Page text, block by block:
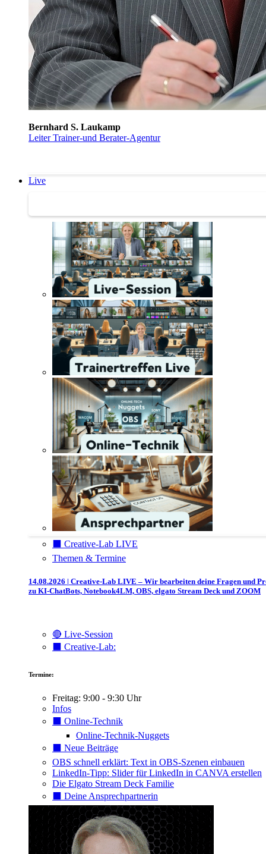
Bernhard S. Laukamp
Leiter Trainer-und Berater-Agentur
Live
⬛️ Creative-Lab LIVE
Themen & Termine
14.08.2026 | Creative-Lab LIVE – Wir bearbeiten deine Fragen und
zu KI-ChatBots, Notebook4LM, OBS, elgato Stream Deck und ZOOM
🔴 Live-Session
⬛️ Creative-Lab:
Termine:
Freitag: 9:00 - 9:30 Uhr
Infos
⬛️ Online-Technik
Online-Technik-Nuggets
⬛️ Neue Beiträge
OBS schnell erklärt: Text in OBS-Szenen einbauen
LinkedIn-Tipp: Slider für LinkedIn in CANVA erstellen
Die Elgato Stream Deck Familie
⬛️ Deine Ansprechpartnerin